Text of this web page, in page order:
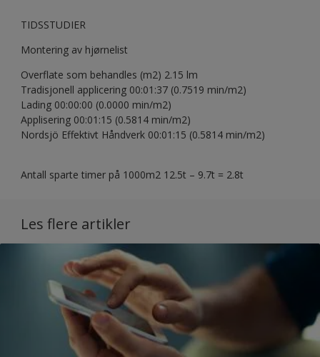
TIDSSTUDIER
Montering av hjørnelist
Overflate som behandles (m2) 2.15 lm
Tradisjonell applicering 00:01:37 (0.7519 min/m2)
Lading 00:00:00 (0.0000 min/m2)
Applisering 00:01:15 (0.5814 min/m2)
Nordsjö Effektivt Håndverk 00:01:15 (0.5814 min/m2)
Antall sparte timer på 1000m2 12.5t – 9.7t = 2.8t
Les flere artikler